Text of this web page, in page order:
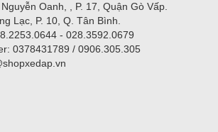
Oanh, , P. 17, Quận Gò Vấp.
Lạc, P. 10, Q. Tân Bình.
- 028.3592.0679
0378431789 / 0906.305.305